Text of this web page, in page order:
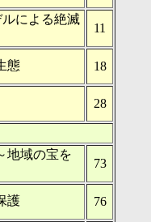
による絶滅
11
態 18
28
地域の宝を
73
護 76